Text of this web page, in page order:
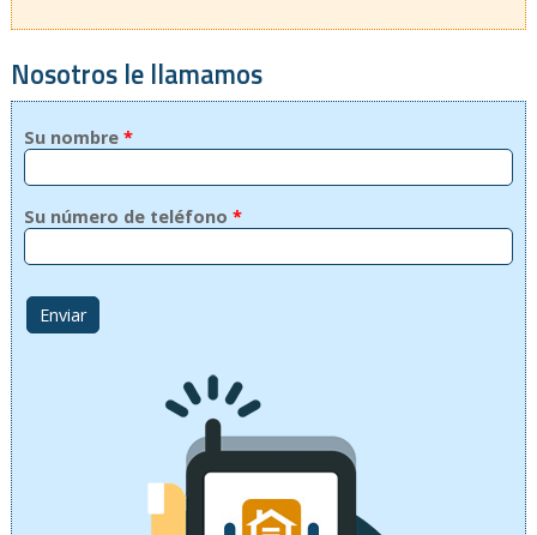
Nosotros le llamamos
Su nombre *
Su número de teléfono *